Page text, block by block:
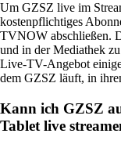
Um GZSZ live im
kostenpflichtiges
TVNOW abschließen.
und in der Mediathek
Live-TV-Angebot
dem GZSZ läuft, in
Kann ich GZSZ
Tablet live